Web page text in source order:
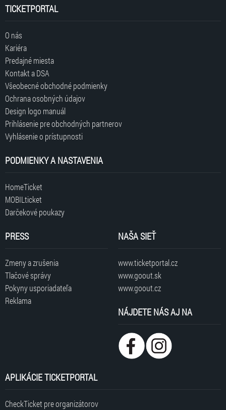
TICKETPORTAL
O nás
Kariéra
Predajné miesta
Kontakt a DSA
Všeobecné obchodné podmienky
Ochrana osobných údajov
Design logo manuál
Prihlásenie pre obchodných partnerov
Vyhlásenie o prístupnosti
PODMIENKY A NASTAVENIA
HomeTicket
MOBILticket
Darčekové poukazy
PRESS
Zmeny a zrušenia
Tlačové správy
Pokyny usporiadateľa
Reklama
NAŠA SIEŤ
www.ticketportal.cz
www.goout.sk
www.goout.cz
NÁJDETE NÁS AJ NA
APLIKÁCIE TICKETPORTAL
CheckTicket pre organizátorov